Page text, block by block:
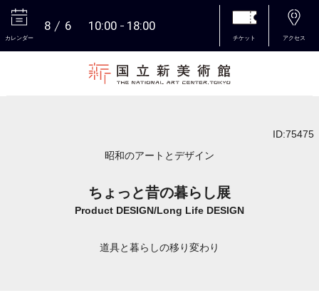
カレンダー
8 6 10:00 18:00
チケット アクセス
ID:75475
昭和のアートとデザイン
ちょっと昔の暮らし展
Product DESIGN/Long Life DESIGN
道具と暮らしの移り変わり